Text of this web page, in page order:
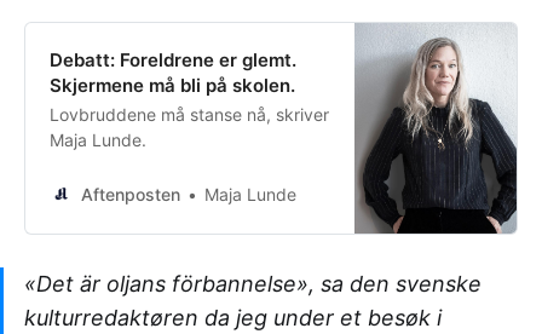
Debatt: Foreldrene er glemt.
Skjermene må bli på skolen.
Lovbruddene må stanse nå, skriver
Maja Lunde.
Aftenposten Maja Lunde
«Det är oljans förbannelse», sa den svenske
kulturredaktøren da jeg under et besøk i